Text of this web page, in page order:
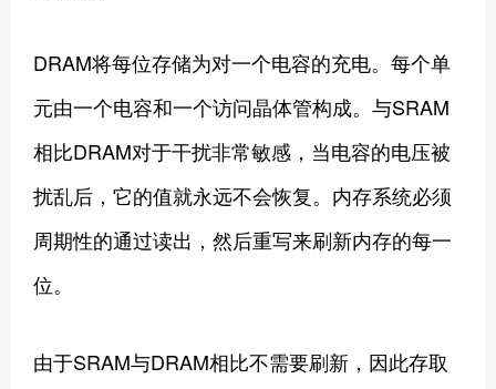
DRAM将每位存储为对一个电容的充电。每个单
元由一个电容和一个访问晶体管构成。与SRAM
相比DRAM对于干扰非常敏感，当电容的电压被
扰乱后，它的值就永远不会恢复。内存系统必须
周期性的通过读出，然后重写来刷新内存的每一
位。
由于SRAM与DRAM相比不需要刷新，因此存取